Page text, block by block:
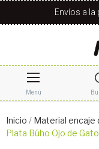
Envíos a la
Menú
Inicio Material encaje
Plata Búho Ojo de